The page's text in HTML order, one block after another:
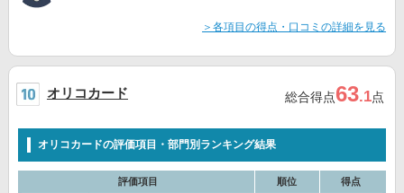
＞各項目の得点・口コミの詳細を見る
オリコカード 総合得点63.1点
オリコカードの評価項目・部門別ランキング結果
評価項目 順位 得点